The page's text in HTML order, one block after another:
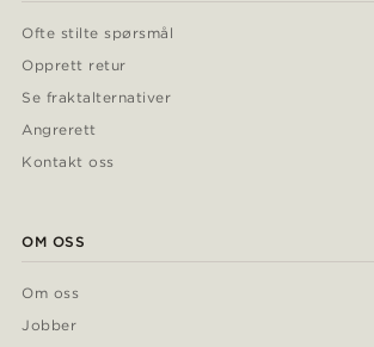
Ofte stilte spørsmål
Opprett retur
Se fraktalternativer
Angrerett
Kontakt oss
OM OSS
Om oss
Jobber